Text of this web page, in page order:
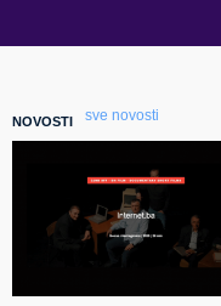
NOVOSTI sve novosti